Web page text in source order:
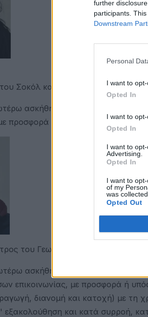
further
participants.
Downstream
Personal
I want to
Opted In
I want to
Opted In
I want to
Advertising.
Opted In
I want to
of my
was collected.
Opted Out
Σοκόλ και της Κριστίνα, γεν. 12-
ασκήθηκε ποινική δίωξη για
προσφορά ή υπόσχεση πληρωμής
του Γεωργίου και της Ελένης,
ασκήθηκε ποινική δίωξη για
επικοινωνίας, με προσφορά ή
διανομή και κατοχή) με τη
και κατά συρροή,